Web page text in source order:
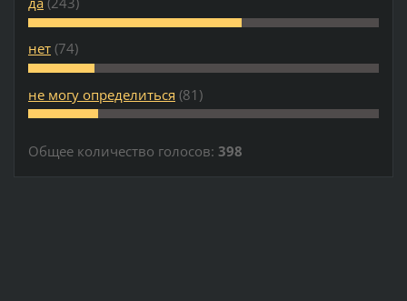
нет (74)
не могу определиться (81)
Общее количество голосов: 398